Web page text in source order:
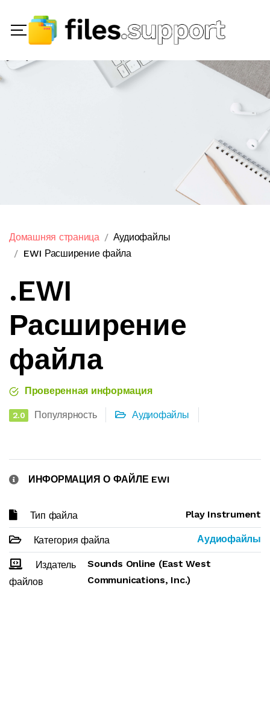
Домашняя страница
Аудиофайлы
EWI Расширение файла
.EWI
Расширение
файла
Проверенная информация
2.0 Популярность Аудиофайлы
ИНФОРМАЦИЯ О ФАЙЛЕ EWI
Тип файла Play Instrument
Категория файла Аудиофайлы
Издатель
файлов
Sounds Online (East West
Communications, Inc.)